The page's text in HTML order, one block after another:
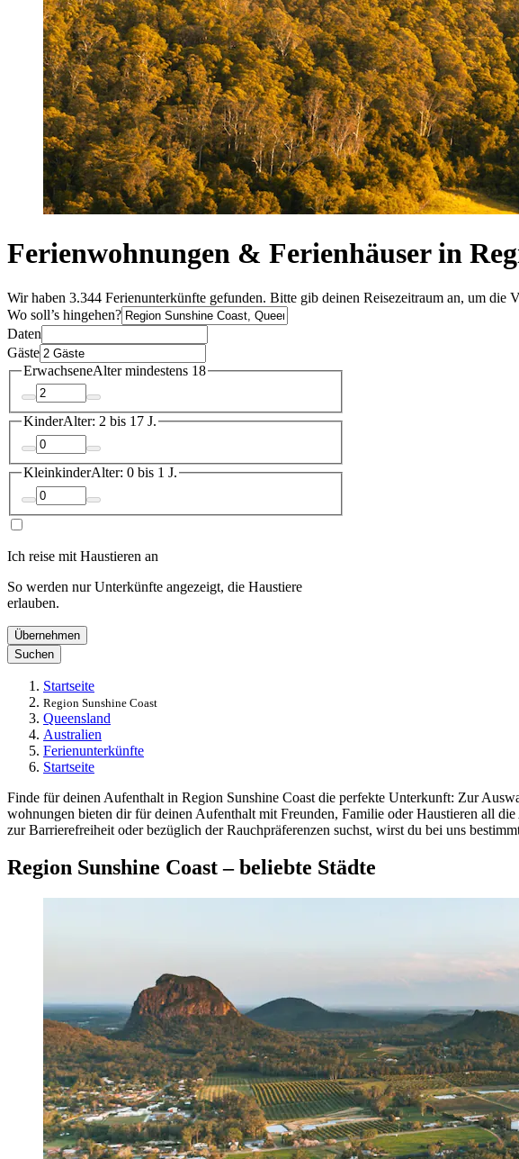
Ferienwohnungen & Ferienhäuser in
Wir haben 3.344 Ferienunterkünfte gefunden. Bitte gib deinen Reisezeitraum an, um die
Wo soll’s hingehen?
Daten
Gäste
ErwachseneAlter mindestens 18
KinderAlter: 2 bis 17 J.
KleinkinderAlter: 0 bis 1 J.
Ich reise mit Haustieren an
So werden nur Unterkünfte angezeigt, die Haustiere
erlauben.
Übernehmen
Suchen
Startseite
Region Sunshine Coast
Queensland
Australien
Ferienunterkünfte
Startseite
Finde für deinen Aufenthalt in Region Sunshine Coast die perfekte Unterkunft: Zur
wohnungen bieten dir für deinen Aufenthalt mit Freunden, Familie oder Haustieren all
zur Barrierefreiheit oder bezüglich der Rauchpräferenzen suchst, wirst du bei uns
Region Sunshine Coast – beliebte Städte